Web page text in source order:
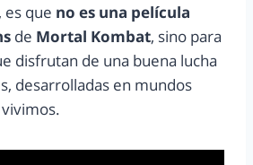
que no es una película
de Mortal Kombat, sino para
disfrutan de una buena lucha
desarrolladas en mundos